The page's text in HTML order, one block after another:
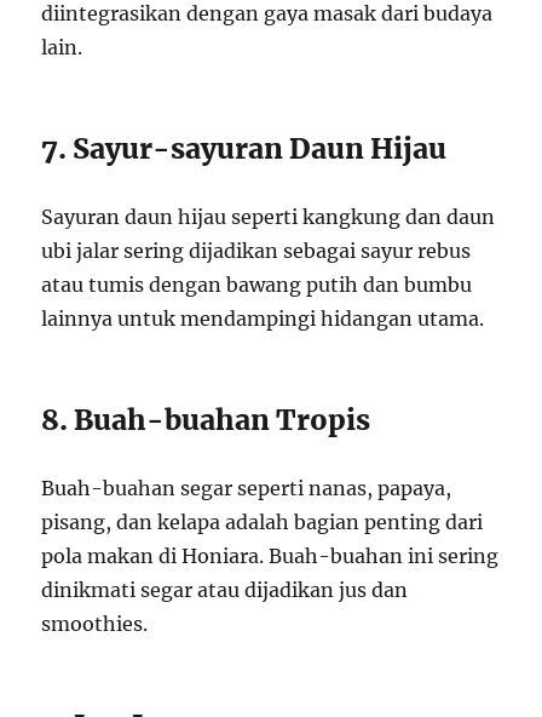
diintegrasikan dengan gaya masak dari budaya
lain.
7. Sayur-sayuran Daun Hijau
Sayuran daun hijau seperti kangkung dan daun
ubi jalar sering dijadikan sebagai sayur rebus
atau tumis dengan bawang putih dan bumbu
lainnya untuk mendampingi hidangan utama.
8. Buah-buahan Tropis
Buah-buahan segar seperti nanas, papaya,
pisang, dan kelapa adalah bagian penting dari
pola makan di Honiara. Buah-buahan ini sering
dinikmati segar atau dijadikan jus dan
smoothies.